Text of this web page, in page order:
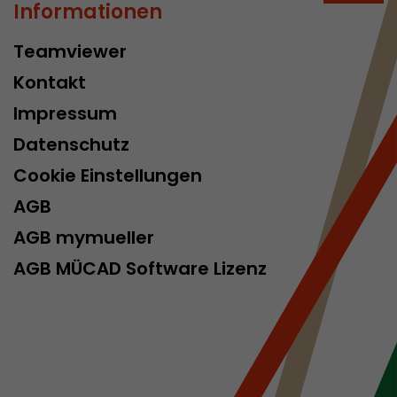
Informationen
Teamviewer
Kontakt
Impressum
Datenschutz
Cookie Einstellungen
AGB
AGB mymueller
AGB MÜCAD Software Lizenz
Cookies
Müller AG
Cookies